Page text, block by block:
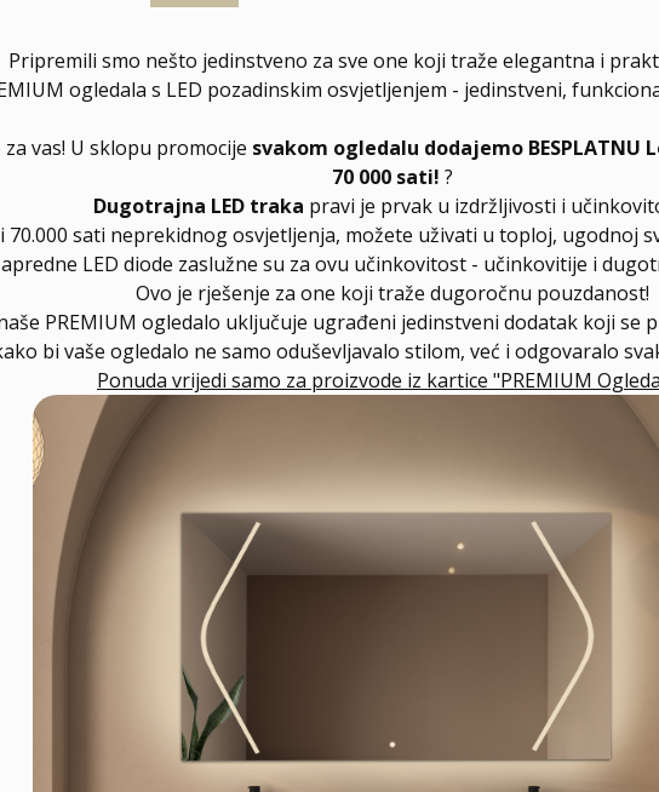
Pripremili smo nešto jedinstveno za sve one koji traže elegantna i
ogledala s LED pozadinskim osvjetljenjem - jedinstveni,
vas! U sklopu promocije svakom ogledalu dodajemo
70 000 sati! ?
Dugotrajna LED traka pravi je prvak u izdržljivosti i
70.000 sati neprekidnog osvjetljenja, možete uživati u toploj, ugodnoj
LED diode zaslužne su za ovu učinkovitost - učinkovitije i
Ovo je rješenje za one koji traže dugoročnu pouzdanost!
PREMIUM ogledalo uključuje ugrađeni jedinstveni dodatak koji se
bi vaše ogledalo ne samo oduševljavalo stilom, već i odgovaralo
Ponuda vrijedi samo za proizvode iz kartice "PREMIUM